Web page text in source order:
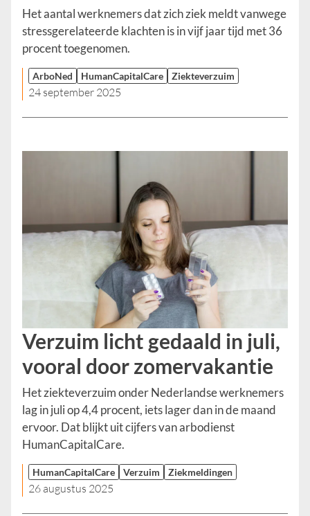
Het aantal werknemers dat zich ziek meldt vanwege
stressgerelateerde klachten is in vijf jaar tijd met 36
procent toegenomen.
ArboNed HumanCapitalCare Ziekteverzuim
24 september 2025
Verzuim licht gedaald in juli,
vooral door zomervakantie
Het ziekteverzuim onder Nederlandse werknemers
lag in juli op 4,4 procent, iets lager dan in de maand
ervoor. Dat blijkt uit cijfers van arbodienst
HumanCapitalCare.
HumanCapitalCare Verzuim Ziekmeldingen
26 augustus 2025